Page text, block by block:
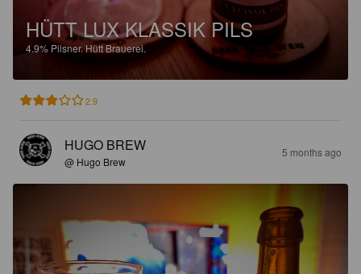
HÜTT LUX KLASSIK PILS
4.9% Pilsner. Hütt Brauerei.
2.9
HUGO BREW
@ Hugo Brew
5 months ago